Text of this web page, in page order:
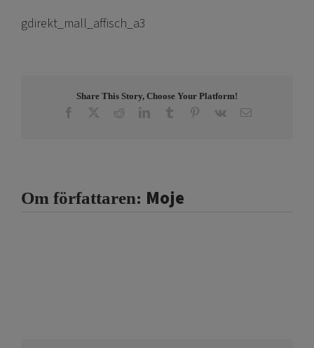
gdirekt_mall_affisch_a3
Share This Story, Choose Your Platform!
Facebook RedditLinkedInTumblr Pinterest
Vk E-
Om författaren: Moje